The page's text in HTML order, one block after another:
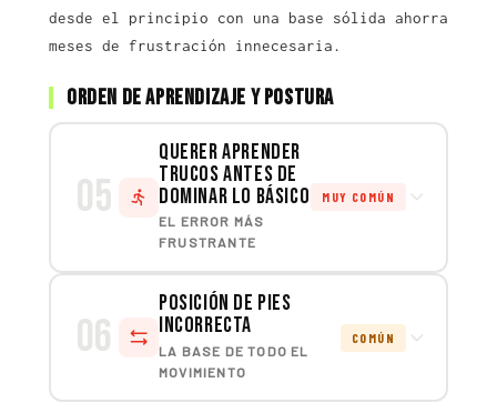
desde el principio con una base sólida ahorra
meses de frustración innecesaria.
Orden de aprendizaje y postura
05
Querer aprender
trucos antes de
dominar lo básico
EL ERROR MÁS
FRUSTRANTE
MUY COMÚN
06
Posición de pies
incorrecta
LA BASE DE TODO EL
MOVIMIENTO
COMÚN